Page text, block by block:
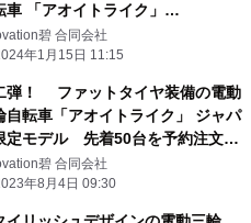
車 「アオイトライク」
にて販売募集開始
碧 合同会社
年1月15日 11:15
弾！ ファットタイヤ装備の電動
自転車「アオイトライク」 ジャパ
定モデル 先着50台を予約注文再
碧 合同会社
年8月4日 09:30